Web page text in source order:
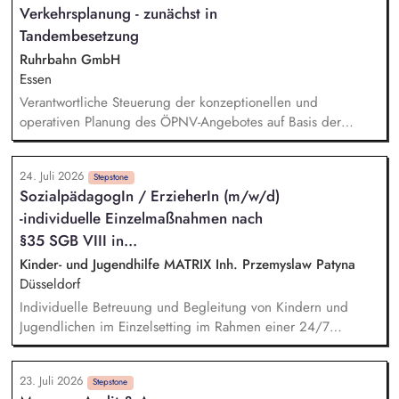
Meldesystem. Förderung einer offenen Feedback- und
Beschwerdekultur innerhalb der Organisation.
Verkehrsplanung - zunächst in
Tandembesetzung
Ruhrbahn GmbH
Essen
Verantwortliche Steuerung der konzeptionellen und
operativen Planung des ÖPNV-Angebotes auf Basis der
Nahverkehrspläne der Städte Essen und Mülheim an der
Ruhr. Strategische und operative Weiterentwicklung der
Fahrplanung und das Hand in Hand mit der Digitalisierung
und Weiterentwicklung der Fähigkeiten des Teams.
Sicherstellung der kundenorientierten, vernetzten und
wirtschaftlichen Angebotsqualität durch eine adäquate
Planung – von der Strategie bis in die operative
Fahrplanung, einschließlich Baustellen und Kurzfrist-
Maßnahmen.
24. Juli 2026 Stepstone
SozialpädagogIn / ErzieherIn (m/w/d)
-individuelle Einzelmaßnahmen nach
§35 SGB VIII in...
Kinder- und Jugendhilfe MATRIX Inh. Przemyslaw Patyna
Düsseldorf
Individuelle Betreuung und Begleitung von Kindern und
Jugendlichen im Einzelsetting im Rahmen einer 24/7
Betreuung. Sicherstellung der alltäglichen Versorgung
(Struktur, Ernährung, Gesundheit, Schule, Freizeit etc.).
Unterstützung im Klärungs- und Rückführungsprozess sowie in
23. Juli 2026 Stepstone